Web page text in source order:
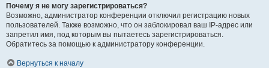
Почему я не могу зарегистрироваться?
Возможно, администратор конференции отключил регистрацию новых
пользователей. Также возможно, что он заблокировал ваш IP-адрес или
запретил имя, под которым вы пытаетесь зарегистрироваться.
Обратитесь за помощью к администратору конференции.
Вернуться к началу